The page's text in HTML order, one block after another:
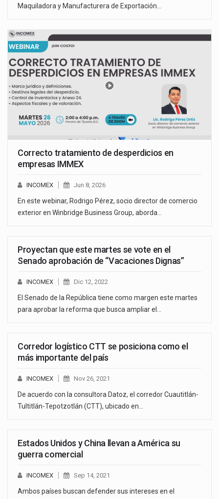
Maquiladora y Manufacturera de Exportación…
Correcto tratamiento de desperdicios en
empresas IMMEX
INCOMEX Jun 8, 2026
En este webinar, Rodrigo Pérez, socio director de comercio
exterior en Winbridge Business Group, aborda…
Proyectan que este martes se vote en el
Senado aprobación de “Vacaciones Dignas”
INCOMEX Dic 12, 2022
El Senado de la República tiene como margen este martes
para aprobar la reforma que busca ampliar el…
Corredor logístico CTT se posiciona como el
más importante del país
INCOMEX Nov 26, 2021
De acuerdo con la consultora Datoz, el corredor Cuautitlán-
Tultitlán-Tepotzotlán (CTT), ubicado en…
Estados Unidos y China llevan a América su
guerra comercial
INCOMEX Sep 14, 2021
Ambos países buscan defender sus intereses en el